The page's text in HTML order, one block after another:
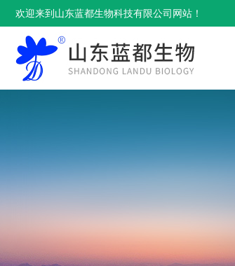
欢迎来到山东蓝都生物科技有限公司网站！